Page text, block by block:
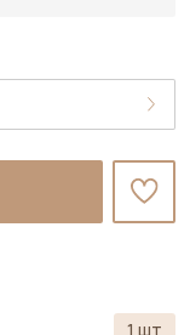
1 шт